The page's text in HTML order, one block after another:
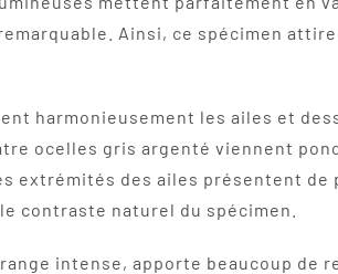
Ainsi, ce spécimen
harmonieusement les ailes et
ocelles gris argenté viennent
extrémités des ailes présentent de
contraste naturel du spécimen.
intense, apporte beaucoup de